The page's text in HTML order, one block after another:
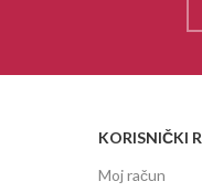
KORISNIČKI
Moj račun